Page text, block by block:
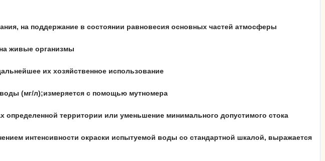
на поддержание в состоянии равновесия основных частей атмосферы
живые организмы
их хозяйственное использование
воды (мг/л);измеряется с помощью мутномера
определенной территории или уменьшение минимального допустимого стока
интенсивности окраски испытуемой воды со стандартной шкалой, выражается